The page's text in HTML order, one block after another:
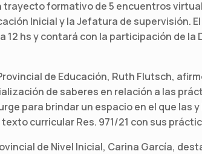
trayecto formativo de 5 encuentros
Inicial y la Jefatura de supervisión.
12 hs y contará con la participación de la
de Educación, Ruth Flutsch,
de saberes en relación a las
para brindar un espacio en el que las
curricular Res. 971/21 con sus
de Nivel Inicial, Carina García,